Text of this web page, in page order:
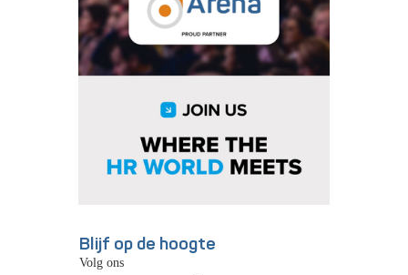
Blijf op de hoogte
Volg ons